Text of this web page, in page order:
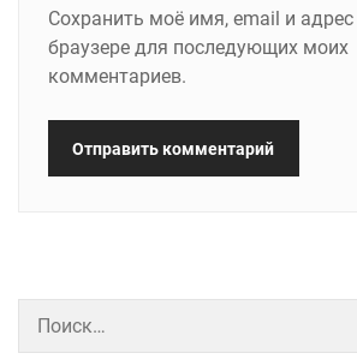
Сохранить моё имя, email и
браузере для последующих моих
комментариев.